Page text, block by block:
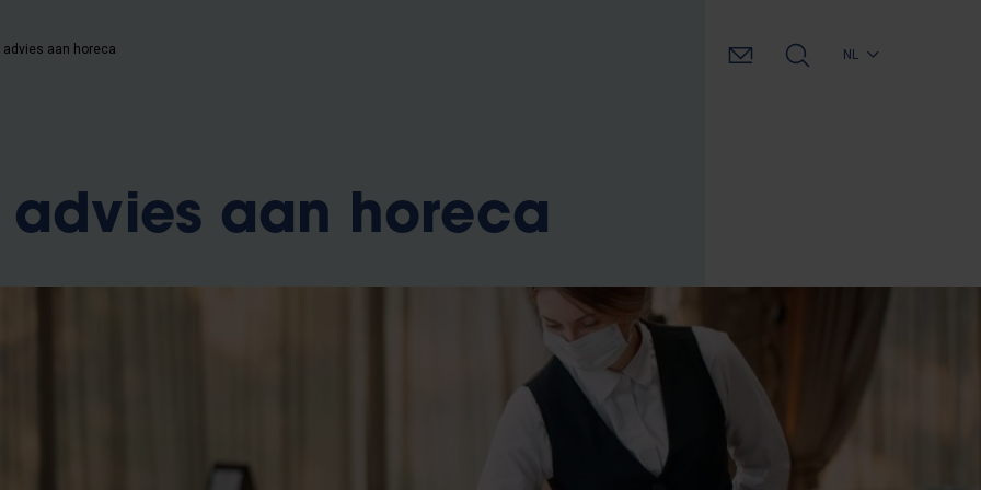
advies aan horeca NL
advies aan horeca